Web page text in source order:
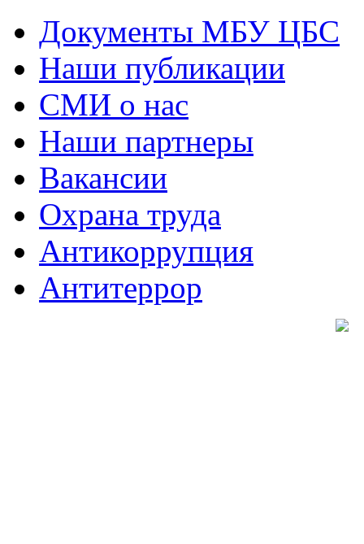
Документы МБУ ЦБС
Наши публикации
СМИ о нас
Наши партнеры
Вакансии
Охрана труда
Антикоррупция
Антитеррор